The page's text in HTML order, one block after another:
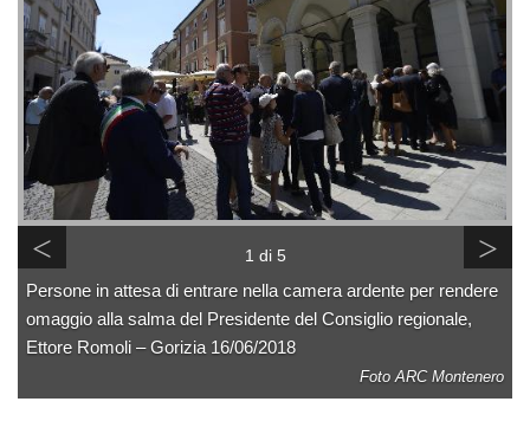
< 1 di 5 >
Persone in attesa di entrare nella camera ardente per rendere
omaggio alla salma del Presidente del Consiglio regionale,
Ettore Romoli – Gorizia 16/06/2018
Foto ARC Montenero